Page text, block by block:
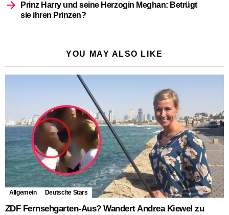
Prinz Harry und seine Herzogin Meghan: Betrügt
sie ihren Prinzen?
YOU MAY ALSO LIKE
Allgemein Deutsche Stars
ZDF Fernsehgarten-Aus? Wandert Andrea Kiewel zu